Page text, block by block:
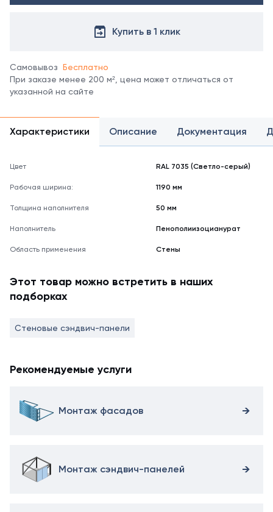
в
цветов
цвета
на
мониторе
не
полностью
Купить в 1 клик
Самовывоз Бесплатно
При заказе менее 200 м², цена может отличаться от
указанной на сайте
Характеристики Описание Документация
Цвет RAL 7035 (Светло-серый)
Рабочая ширина: 1190 мм
Толщина наполнителя 50 мм
Наполнитель Пенополиизоцианурат
Область применения Стены
Этот товар можно встретить в наших
подборках
Стеновые сэндвич-панели
Рекомендуемые услуги
Монтаж фасадов
Монтаж сэндвич-панелей